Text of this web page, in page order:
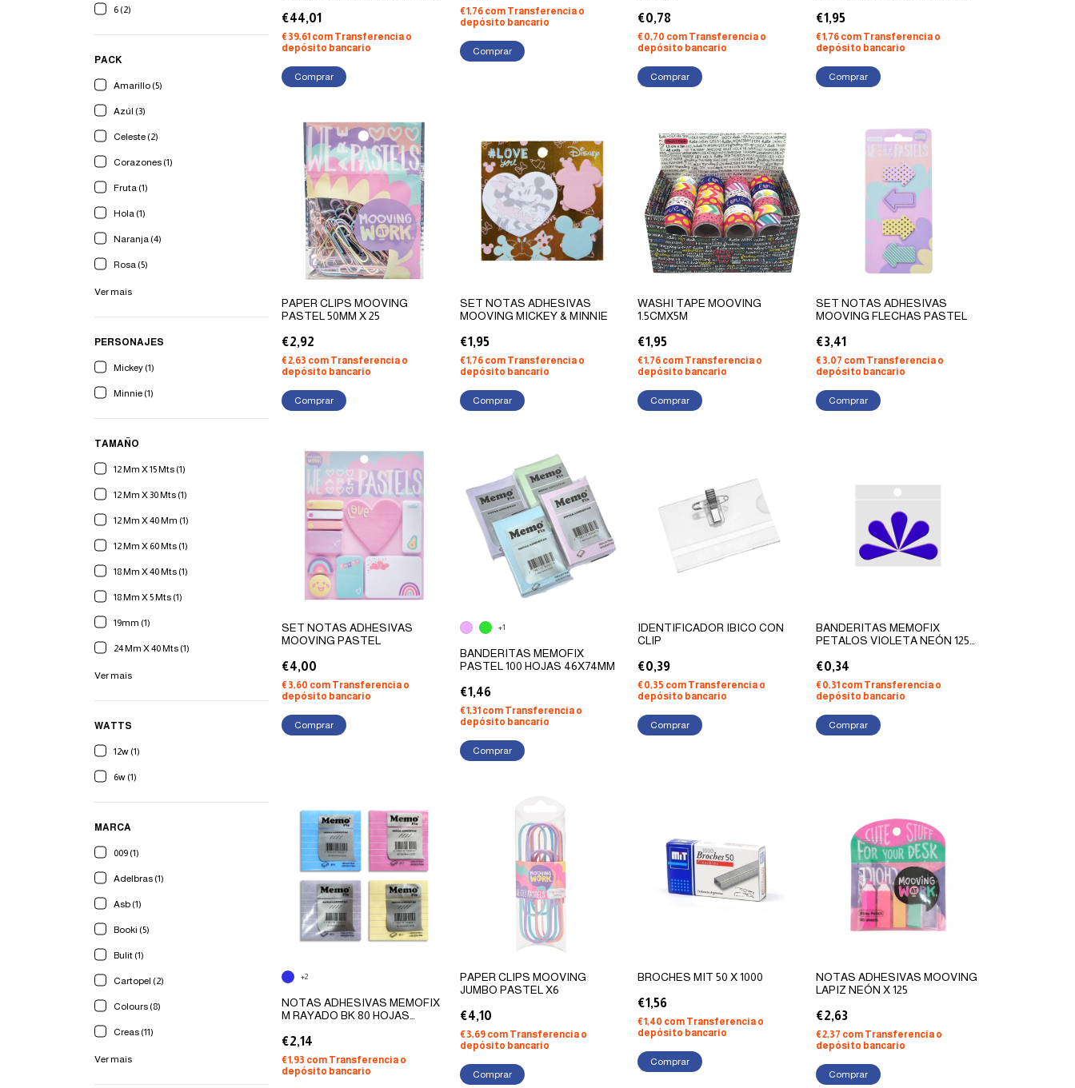
6 (2)
PACK
Amarillo (5)
Azúl (3)
Celeste (2)
Corazones (1)
Fruta (1)
Hola (1)
Naranja (4)
Rosa (5)
Ver mais
PERSONAJES
Mickey (1)
Minnie (1)
TAMAÑO
12 Mm X 15 Mts (1)
12 Mm X 30 Mts (1)
12 Mm X 40 Mm (1)
12 Mm X 60 Mts (1)
18 Mm X 40 Mts (1)
18 Mm X 5 Mts (1)
19mm (1)
24 Mm X 40 Mts (1)
Ver mais
WATTS
12w (1)
6w (1)
MARCA
009 (1)
Adelbras (1)
Asb (1)
Booki (5)
Bulit (1)
Cartopel (2)
Colours (8)
Creas (11)
Ver mais
€44,01
€39,61 com Transferencia o
depósito bancario
Comprar
€1,76 com Transferencia o
depósito bancario
€0,78
€0,70 com Transferencia o
depósito bancario
Comprar
€1,95
€1,76 com Transferencia o
depósito bancario
Comprar
PAPER CLIPS MOOVING
PASTEL 50MM X 25
€2,92
€2,63 com Transferencia o
depósito bancario
SET NOTAS ADHESIVAS
MOOVING MICKEY & MINNIE
€1,95
€1,76 com Transferencia o
depósito bancario
WASHI TAPE MOOVING
1.5CMX5M
€1,95
€1,76 com Transferencia o
depósito bancario
Comprar
SET NOTAS ADHESIVAS
MOOVING FLECHAS PASTEL
€3,41
€3,07 com Transferencia o
depósito bancario
SET NOTAS ADHESIVAS
MOOVING PASTEL
€4,00
€3,60 com Transferencia o
depósito bancario
BANDERITAS MEMOFIX
PASTEL 100 HOJAS 46X74MM
€1,46
€1,31 com Transferencia o
depósito bancario
+1
Comprar
IDENTIFICADOR IBICO CON
CLIP
€0,39
€0,35 com Transferencia o
depósito bancario
BANDERITAS MEMOFIX
PETALOS VIOLETA NEÓN 125
€0,34
€0,31 com Transferencia o
depósito bancario
NOTAS ADHESIVAS MEMOFIX
M RAYADO BK 80 HOJAS
€2,14
€1,93 com Transferencia o
depósito bancario
+2
PAPER CLIPS MOOVING
JUMBO PASTEL X6
€4,10
€3,69 com Transferencia o
depósito bancario
BROCHES MIT 50 X 1000
€1,56
€1,40 com Transferencia o
depósito bancario
NOTAS ADHESIVAS MOOVING
LAPIZ NEÓN X 125
€2,63
€2,37 com Transferencia o
depósito bancario